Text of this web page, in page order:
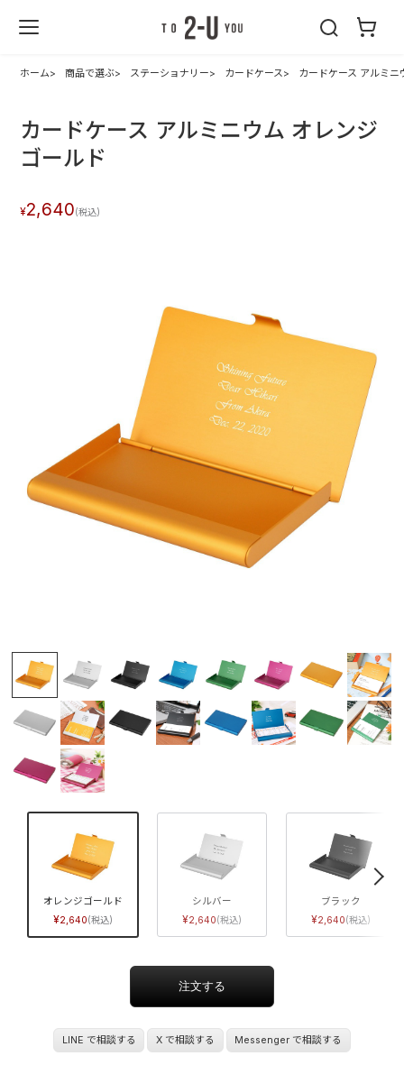
ホーム 商品で選ぶ ステーショナリー カードケース カードケース アルミ
カードケース アルミニウム オレンジ
ゴールド
2,640
オレンジゴールド
2,640
シルバー
2,640
ブラック
2,640
LINE で相談する X で相談する Messenger で相談する